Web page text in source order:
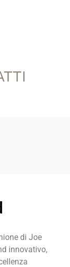
di Joe
innovativo,